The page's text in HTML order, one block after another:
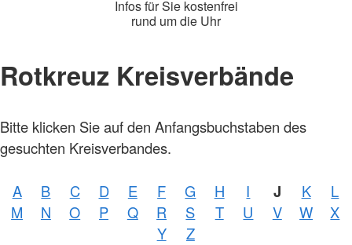
Infos für Sie kostenfrei
rund um die Uhr
Rotkreuz Kreisverbände
Bitte klicken Sie auf den Anfangsbuchstaben des
gesuchten Kreisverbandes.
A B C D E F G H I J K
L
M
N O P Q R S T U V W
X
Y
Z